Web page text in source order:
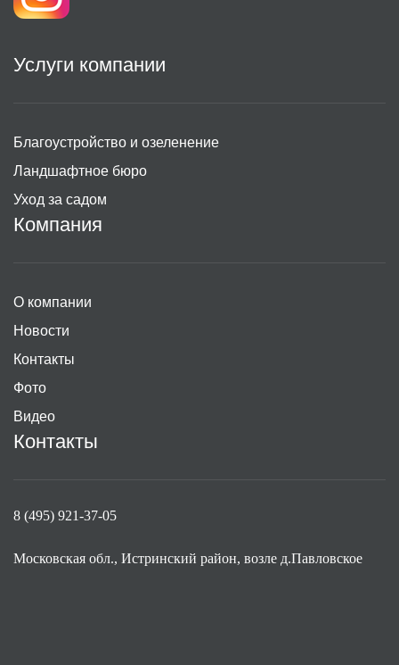
Услуги компании
Благоустройство и озеленение
Ландшафтное бюро
Уход за садом
Компания
О компании
Новости
Контакты
Фото
Видео
Контакты
8 (495) 921-37-05
Московская обл., Истринский район, возле д.Павловское